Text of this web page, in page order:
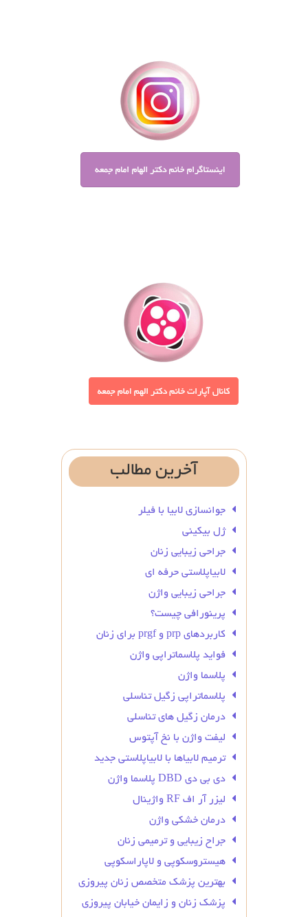
آخرین مطالب
جوانسازی لابیا با فیلر
ژل بیکینی
جراحی زیبایی زنان
لابیاپلاستی حرفه ای
جراحی زیبایی واژن
پرینورافی چیست؟
کاربردهای prp و prgf برای زنان
فواید پلاسماتراپی واژن
پلاسما واژن
پلاسماتراپی زگیل تناسلی
درمان زگیل‌ های تناسلی
لیفت واژن با نخ آپتوس
ترمیم لابیاها با لابیاپلاستی جدید
دی بی دی DBD پلاسما واژن
لیزر آر اف RF واژینال
درمان خشکی واژن
جراح زیبایی و ترمیمی زنان
هیستروسکوپی و لاپاراسکوپی
بهترین پزشک متخصص زنان پیروزی
پزشک زنان و زایمان خیابان پیروزی